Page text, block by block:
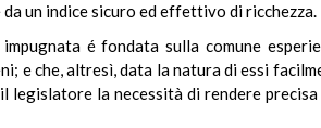
un indice sicuro ed effettivo di ricchezza.
é fondata sulla comune
e che, altresì, data la natura di essi
legislatore la necessità di rendere